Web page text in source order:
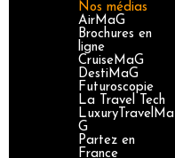
Nos médias
AirMaG
Brochures en
ligne
CruiseMaG
DestiMaG
Futuroscopie
La Travel Tech
LuxuryTravelMa
G
Partez en
France